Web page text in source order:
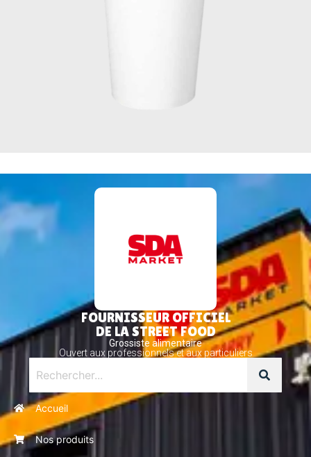
FOURNISSEUR OFFICIEL
DE LA STREET FOOD
Grossiste alimentaire
Ouvert aux professionnels et aux particuliers
Accueil
Nos produits